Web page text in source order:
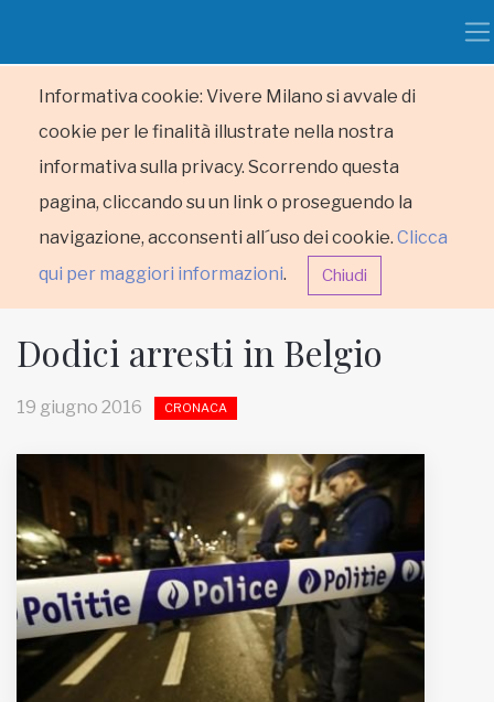
Informativa cookie: Vivere Milano si avvale di
cookie per le finalità illustrate nella nostra
informativa sulla privacy. Scorrendo questa
pagina, cliccando su un link o proseguendo la
navigazione, acconsenti all´uso dei cookie. Clicca
qui per maggiori informazioni. Chiudi
MUNICIPI
Inviateci le vostre segnalazioni
Iscriviti alla newsletter
Dodici arresti in Belgio
19 giugno 2016 CRONACA